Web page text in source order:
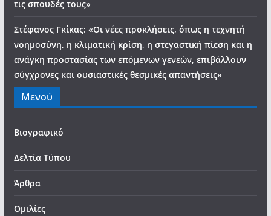
τις σπουδές τους»
Στέφανος Γκίκας: «Οι νέες προκλήσεις, όπως η τεχνητή
νοημοσύνη, η κλιματική κρίση, η στεγαστική πίεση και η
ανάγκη προστασίας των επόμενων γενεών, επιβάλλουν
σύγχρονες και ουσιαστικές θεσμικές απαντήσεις»
Μενού
Βιογραφικό
Δελτία Τύπου
Άρθρα
Ομιλίες